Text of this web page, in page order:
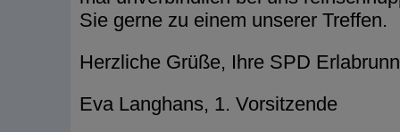
Sie gerne zu einem unserer Treffen.
Herzliche Grüße, Ihre SPD Erlabrunn
Eva Langhans, 1. Vorsitzende